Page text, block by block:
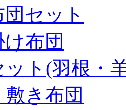
セット
布団
ット(羽根・
き布団